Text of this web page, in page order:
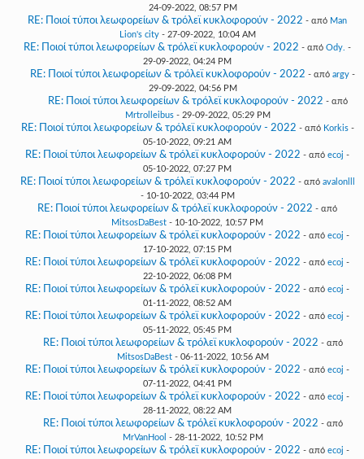
24-09-2022, 08:57 PM
RE: Ποιοί τύποι λεωφορείων & τρόλεϊ κυκλοφορούν - 2022 - από Man
Lion's city- 27-09-2022, 10:04 AM
RE: Ποιοί τύποι λεωφορείων & τρόλεϊ κυκλοφορούν - 2022 - από Ody. -
29-09-2022, 04:24 PM
RE: Ποιοί τύποι λεωφορείων & τρόλεϊ κυκλοφορούν - 2022 - από argy -
29-09-2022, 04:56 PM
RE: Ποιοί τύποι λεωφορείων & τρόλεϊ κυκλοφορούν - 2022 - από
Mrtrolleibus - 29-09-2022, 05:29 PM
RE: Ποιοί τύποι λεωφορείων & τρόλεϊ κυκλοφορούν - 2022 - από Korkis-
05-10-2022, 09:21 AM
RE: Ποιοί τύποι λεωφορείων & τρόλεϊ κυκλοφορούν - 2022 - από ecoj -
05-10-2022, 07:27 PM
RE: Ποιοί τύποι λεωφορείων & τρόλεϊ κυκλοφορούν - 2022 - από avalonlll
- 10-10-2022, 03:44 PM
RE: Ποιοί τύποι λεωφορείων & τρόλεϊ κυκλοφορούν - 2022 - από
MitsosDaBest - 10-10-2022, 10:57 PM
RE: Ποιοί τύποι λεωφορείων & τρόλεϊ κυκλοφορούν - 2022 - από ecoj -
17-10-2022, 07:15 PM
RE: Ποιοί τύποι λεωφορείων & τρόλεϊ κυκλοφορούν - 2022 - από ecoj -
22-10-2022, 06:08 PM
RE: Ποιοί τύποι λεωφορείων & τρόλεϊ κυκλοφορούν - 2022 - από ecoj -
01-11-2022, 08:52 AM
RE: Ποιοί τύποι λεωφορείων & τρόλεϊ κυκλοφορούν - 2022 - από ecoj -
05-11-2022, 05:45 PM
RE: Ποιοί τύποι λεωφορείων & τρόλεϊ κυκλοφορούν - 2022 - από
MitsosDaBest- 06-11-2022, 10:56 AM
RE: Ποιοί τύποι λεωφορείων & τρόλεϊ κυκλοφορούν - 2022 - από ecoj -
07-11-2022, 04:41 PM
RE: Ποιοί τύποι λεωφορείων & τρόλεϊ κυκλοφορούν - 2022 - από ecoj -
28-11-2022, 08:22 AM
RE: Ποιοί τύποι λεωφορείων & τρόλεϊ κυκλοφορούν - 2022 - από
MrVanHool - 28-11-2022, 10:52 PM
RE: Ποιοί τύποι λεωφορείων & τρόλεϊ κυκλοφορούν - 2022 - από ecoj -